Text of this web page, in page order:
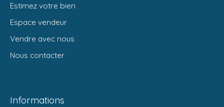
Estimez votre bien
Espace vendeur
Vendre avec nous
Nous contacter
Informations